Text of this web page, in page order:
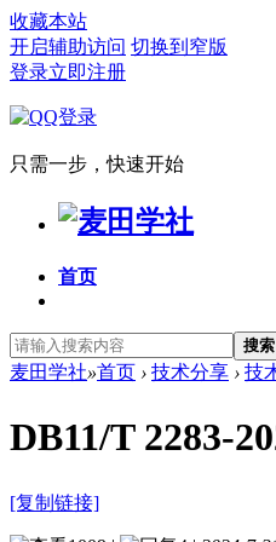
收藏本站
开启辅助访问 切换到窄版
登录立即注册
只需一步，快速开始
首页
搜索
麦田学社»首页 › 技术分享 › 技
DB11/T 2283-
[复制链接]